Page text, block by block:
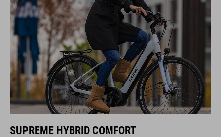
SUPREME HYBRID COMFORT